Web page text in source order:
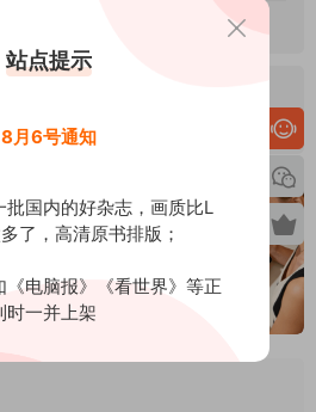
系QQ客服：2107286680
站点提示
8月6号通知
批国内的好杂志，画质比L
了，高清原书排版；
《电脑报》《看世界》等正
时一并上架